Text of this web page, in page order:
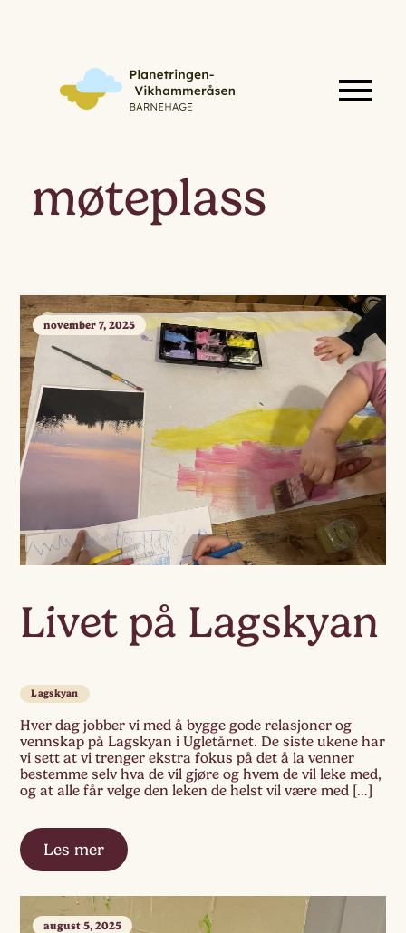
møteplass
Livet på Lagskyan
november 7, 2025
Lagskyan
Hver dag jobber vi med å bygge gode relasjoner og
vennskap på Lagskyan i Ugletårnet. De siste ukene har
vi sett at vi trenger ekstra fokus på det å la venner
bestemme selv hva de vil gjøre og hvem de vil leke med,
og at alle får velge den leken de helst vil være med […]
Les mer
august 5, 2025